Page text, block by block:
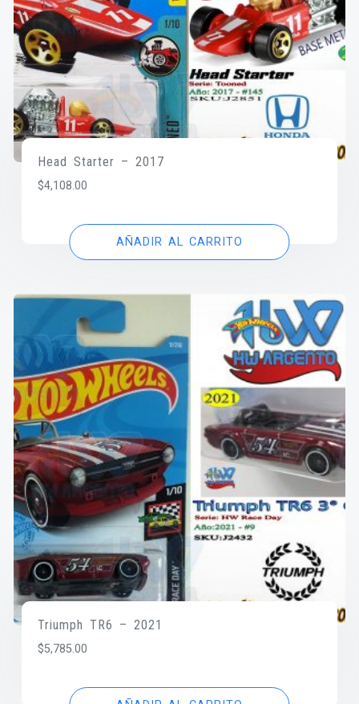
Head Starter – 2017
$4,108.00
AÑADIR AL CARRITO
Triumph TR6 – 2021
$5,785.00